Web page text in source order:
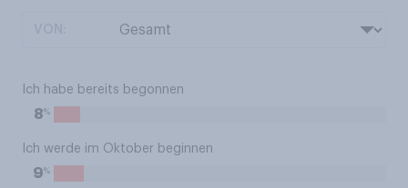
Ich habe bereits begonnen
8%
Ich werde im Oktober beginnen
9%